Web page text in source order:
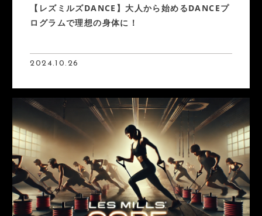
【レズミルズDANCE】大人から始めるDANCEプ
ログラムで理想の身体に！
2024.10.26